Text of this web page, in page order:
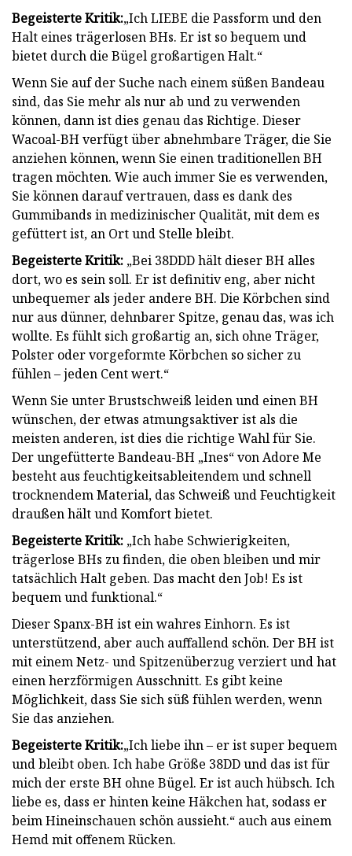
Begeisterte Kritik:„Ich LIEBE die Passform und den
Halt eines trägerlosen BHs. Er ist so bequem und
bietet durch die Bügel großartigen Halt.“
Wenn Sie auf der Suche nach einem süßen Bandeau
sind, das Sie mehr als nur ab und zu verwenden
können, dann ist dies genau das Richtige. Dieser
Wacoal-BH verfügt über abnehmbare Träger, die Sie
anziehen können, wenn Sie einen traditionellen BH
tragen möchten. Wie auch immer Sie es verwenden,
Sie können darauf vertrauen, dass es dank des
Gummibands in medizinischer Qualität, mit dem es
gefüttert ist, an Ort und Stelle bleibt.
Begeisterte Kritik: „Bei 38DDD hält dieser BH alles
dort, wo es sein soll. Er ist definitiv eng, aber nicht
unbequemer als jeder andere BH. Die Körbchen sind
nur aus dünner, dehnbarer Spitze, genau das, was ich
wollte. Es fühlt sich großartig an, sich ohne Träger,
Polster oder vorgeformte Körbchen so sicher zu
fühlen – jeden Cent wert.“
Wenn Sie unter Brustschweiß leiden und einen BH
wünschen, der etwas atmungsaktiver ist als die
meisten anderen, ist dies die richtige Wahl für Sie.
Der ungefütterte Bandeau-BH „Ines“ von Adore Me
besteht aus feuchtigkeitsableitendem und schnell
trocknendem Material, das Schweiß und Feuchtigkeit
draußen hält und Komfort bietet.
Begeisterte Kritik: „Ich habe Schwierigkeiten,
trägerlose BHs zu finden, die oben bleiben und mir
tatsächlich Halt geben. Das macht den Job! Es ist
bequem und funktional.“
Dieser Spanx-BH ist ein wahres Einhorn. Es ist
unterstützend, aber auch auffallend schön. Der BH ist
mit einem Netz- und Spitzenüberzug verziert und hat
einen herzförmigen Ausschnitt. Es gibt keine
Möglichkeit, dass Sie sich süß fühlen werden, wenn
Sie das anziehen.
Begeisterte Kritik:„Ich liebe ihn – er ist super bequem
und bleibt oben. Ich habe Größe 38DD und das ist für
mich der erste BH ohne Bügel. Er ist auch hübsch. Ich
liebe es, dass er hinten keine Häkchen hat, sodass er
beim Hineinschauen schön aussieht.“ auch aus einem
Hemd mit offenem Rücken.